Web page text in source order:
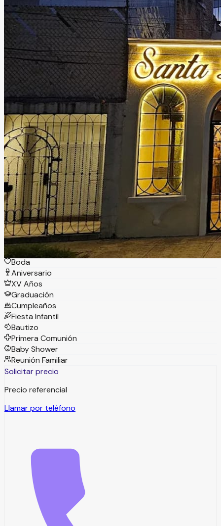
Santa Lucía Eventos Gdl
Guadalajara, Jalisco Salón
Información
Un salón de eventos versátil y acogedor, listo para ser el
escenario de los momentos que más importan: bodas, XV
años, bautizos, primeras comuniones y más.
Tipos de eventos
Boda
Aniversario
XV Años
Graduación
Cumpleaños
Fiesta Infantil
Bautizo
Primera Comunión
Baby Shower
Reunión Familiar
Solicitar precio
Precio referencial
Llamar por teléfono